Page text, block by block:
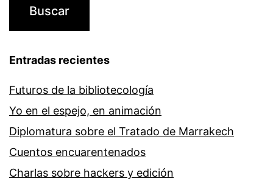
Entradas recientes
Futuros de la bibliotecología
Yo en el espejo, en animación
Diplomatura sobre el Tratado de Marrakech
Cuentos encuarentenados
Charlas sobre hackers y edición